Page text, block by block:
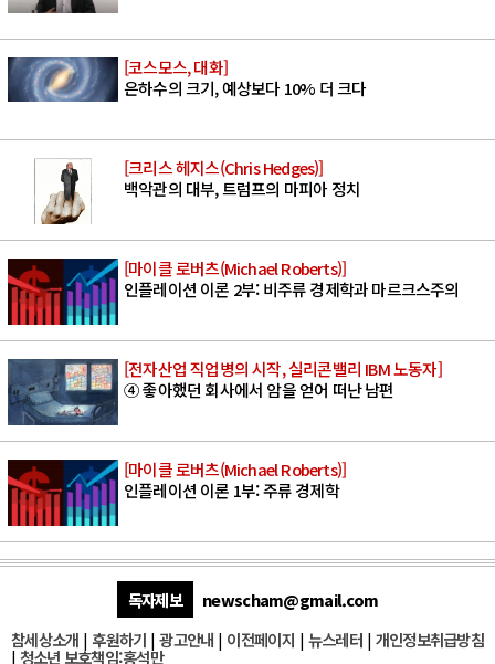
[코스모스, 대화]
은하수의 크기, 예상보다 10% 더 크다
[크리스 헤지스(Chris Hedges)]
백악관의 대부, 트럼프의 마피아 정치
[마이클 로버츠(Michael Roberts)]
인플레이션 이론 2부: 비주류 경제학과 마르크스주의
[전자산업 직업병의 시작, 실리콘밸리 IBM 노동자]
④ 좋아했던 회사에서 암을 얻어 떠난 남편
[마이클 로버츠(Michael Roberts)]
인플레이션 이론 1부: 주류 경제학
독자제보
newscham@gmail.com
참세상소개 | 후원하기 |광고안내 | 이전페이지 | 뉴스레터| 개인정보취급방침
| 청소년 보호책임:홍석만